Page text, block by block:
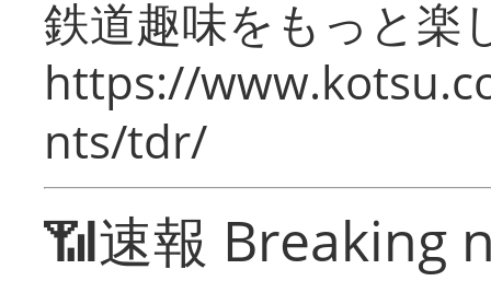
鉄道趣味をもっと楽
https://
nts/tdr/
📶速報 Breaking